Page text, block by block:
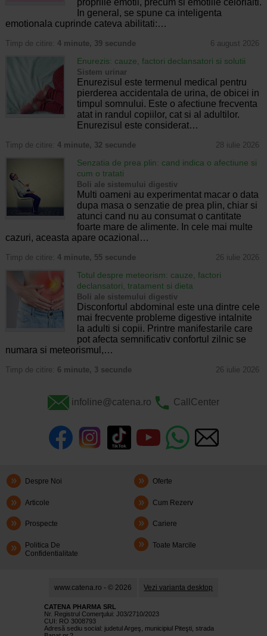
propriile emotii, precum si emotiile celorlalti.
In general, se spune ca inteligenta
emotionala cuprinde cateva abilitati:…
Timp de citire: 4 minute, 39 secunde 6 august 2026
Enurezis: cauze, factori declansatori si solutii
Sistem urinar
Enurezisul este termenul medical pentru
pierderea accidentala de urina, de obicei in
timpul somnului. Este o afectiune frecventa
atat in randul copiilor, cat si al adultilor.
Enurezisul este considerat…
Timp de citire: 4 minute, 32 secunde 28 iulie 2026
Senzatia de prea plin: cand indica o afectiune si
cum o tratati
Boli ale sistemului digestiv
Multi oameni au experimentat macar o data
dupa masa o senzatie de prea plin, chiar si
atunci cand nu au consumat o cantitate
foarte mare de alimente. In cele mai multe
cazuri, aceasta apare ocazional…
Timp de citire: 4 minute, 55 secunde 26 iulie 2026
Totul despre meteorism: cauze, factori
declansatori, tratament si dieta
Boli ale sistemului digestiv
Disconfortul abdominal este una dintre cele
mai frecvente probleme digestive intalnite
la adulti si copii. Printre manifestarile care
pot afecta semnificativ confortul zilnic se
numara si meteorismul,…
Timp de citire: 6 minute, 3 secunde 26 iulie 2026
infoline@catena.ro CallCenter
Despre Noi Oferte
Articole Cum Rezerv
Prospecte Cariere
Politica De
Confidentialitate
Toate Marcile
www.catena.ro - © 2026 Vezi varianta desktop
CATENA PHARMA SRL
Nr. Registrul Comerţului: J03/2710/2023
CUI: RO 3008793
Adresă sediu social: judetul Argeş, municipiul Piteşti, strada